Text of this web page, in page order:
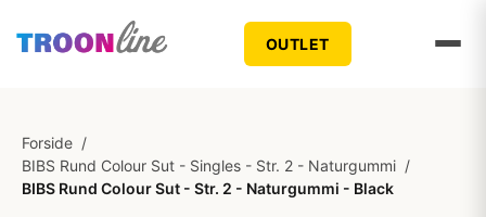
OUTLET
Forside /
BIBS Rund Colour Sut - Singles - Str. 2 - Naturgummi /
BIBS Rund Colour Sut - Str. 2 - Naturgummi - Black